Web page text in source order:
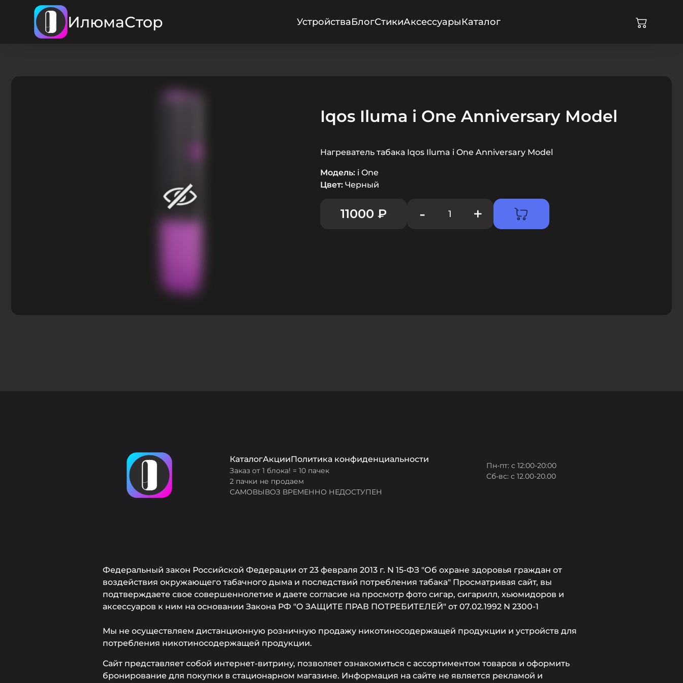
ИлюмаСтор УстройстваБлогСтикиАксессуарыКаталог
Iqos Iluma i One Anniversary Model
Нагреватель табака Iqos Iluma i One Anniversary Model
Модель: i One
Цвет: Черный
11000 ₽ - 1 +
КаталогАкцииПолитика конфиденциальности
Заказ от 1 блока! = 10 пачек
2 пачки не продаем
САМОВЫВОЗ ВРЕМЕННО НЕДОСТУПЕН
Пн-пт: с 12:00-20:00
Сб-вс: с 12.00-20.00
Федеральный закон Российской Федерации от 23 февраля 2013 г. N 15-ФЗ "Об охране здоровья граждан от
воздействия окружающего табачного дыма и последствий потребления табака" Просматривая сайт, вы
подтверждаете свое совершеннолетие и даете согласие на просмотр фото сигар, сигарилл, хьюмидоров и
аксессуаров к ним на основании Закона РФ "О ЗАЩИТЕ ПРАВ ПОТРЕБИТЕЛЕЙ" от 07.02.1992 N 2300-1
Мы не осуществляем дистанционную розничную продажу никотиносодержащей продукции и устройств для
потребления никотиносодержащей продукции.
Сайт представляет собой интернет-витрину, позволяет ознакомиться с ассортиментом товаров и оформить
бронирование для покупки в стационарном магазине. Информация на сайте не является рекламой и